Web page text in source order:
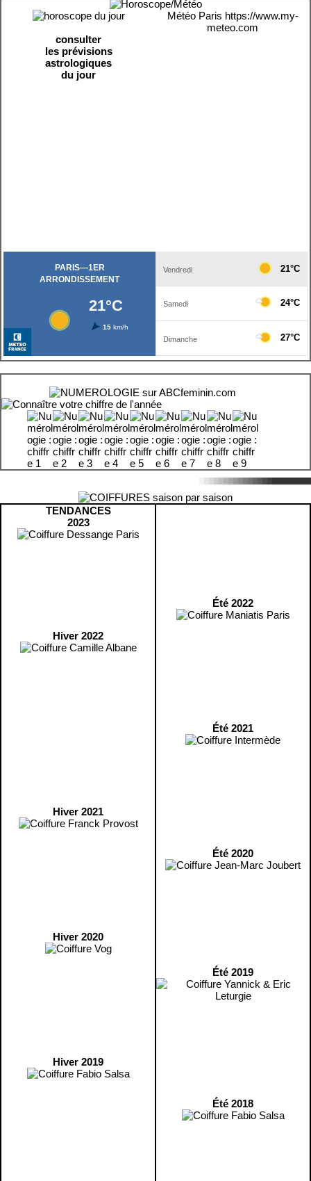
consulter
les prévisions
astrologiques
du jour
Météo Paris https://www.my-
meteo.com
TENDANCES
2023
Hiver 2022
Hiver 2021
Hiver 2020
Hiver 2019
Été 2022
Été 2021
Été 2020
Été 2019
Été 2018